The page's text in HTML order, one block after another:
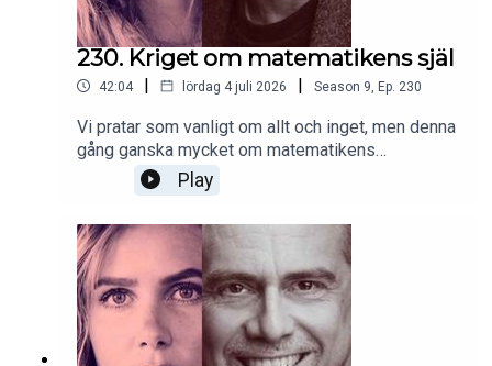
230. Kriget om matematikens själ
42:04 | lördag 4 juli 2026 | Season 9 Ep. 230
Vi pratar som vanligt om allt och inget, men denna
gång ganska mycket om matematikens
fundament, efter att Christer läst en bok som han
gått igång på. Häng med!
Play